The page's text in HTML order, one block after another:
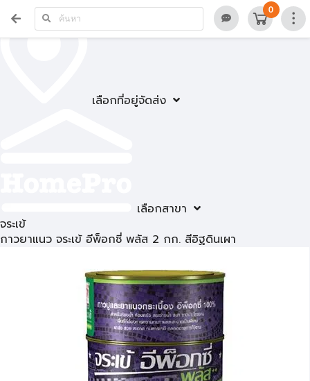
เลือกที่อยู่จัดส่ง
เลือกสาขา
0
จระเข้
กาวยาแนว จระเข้ อีพ็อกซี่ พลัส 2 กก. สีอิฐดินเผา